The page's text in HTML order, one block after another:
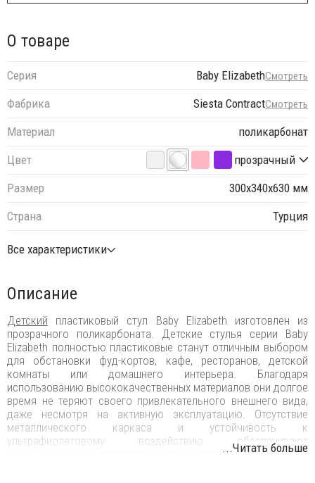
О товаре
Серия Baby ElizabethСмотреть
Фабрика Siesta ContractСмотреть
Материал
поликарбонат
Цвет
прозрачный
Размер
300х340х630 мм
Страна
Турция
Все характеристики
Описание
Детский пластиковый стул Baby Elizabeth изготовлен из
прозрачного поликарбоната. Детские стулья серии Baby
Elizabeth полностью пластиковые станут отличным выбором
для обстановки фуд-кортов, кафе, ресторанов, детской
комнаты или домашнего интерьера. Благодаря
использованию высококачественных материалов они долгое
время не теряют своего привлекательного внешнего вида,
даже несмотря на активную эксплуатацию. Отсутствие
металлического каркаса и устойчивость к
ультрафиолетовому воздействию обеспечивают
использование пластиковых стульев для детей Baby Elizabeth
...Читать больше